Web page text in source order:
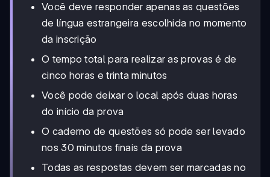
Você deve responder apenas as questões
de língua estrangeira escolhida no momento
da inscrição
O tempo total para realizar as provas é de
cinco horas e trinta minutos
Você pode deixar o local após duas horas
do início da prova
O caderno de questões só pode ser levado
nos 30 minutos finais da prova
Todas as respostas devem ser marcadas no